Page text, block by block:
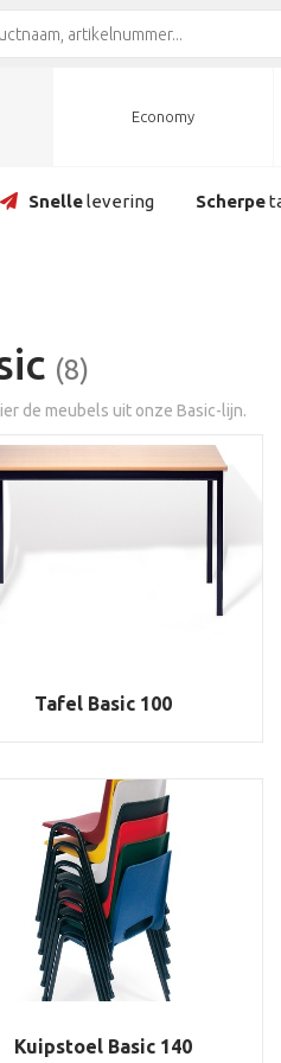
Economy
Snellelevering Scherpe
(8)
de meubels uit onze Basic-lijn.
Tafel Basic 100
Kuipstoel Basic 140